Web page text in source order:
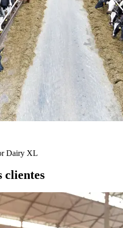
Dairy XL
clientes